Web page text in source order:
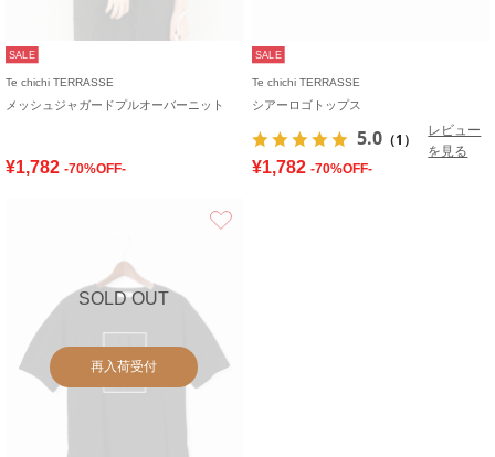
SALE
Te chichi TERRASSE
メッシュジャガードプルオーバーニット
¥1,782 -70%OFF-
SALE
Te chichi TERRASSE
シアーロゴトップス
5.0 （1）
レビュー
を見る
¥1,782 -70%OFF-
SOLD OUT
再入荷受付